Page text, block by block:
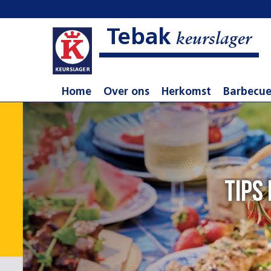
Tebakkeurslager
Home Over ons Herkomst Barbecue